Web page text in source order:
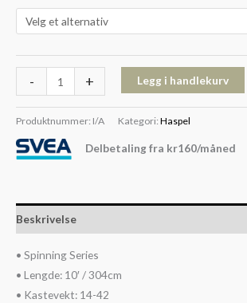
- + Legg i handlekurv
Produktnummer: I/A Kategori: Haspel
Delbetaling fra kr160/måned
Beskrivelse
• Spinning Series
• Lengde: 10′ / 304cm
• Kastevekt: 14-42